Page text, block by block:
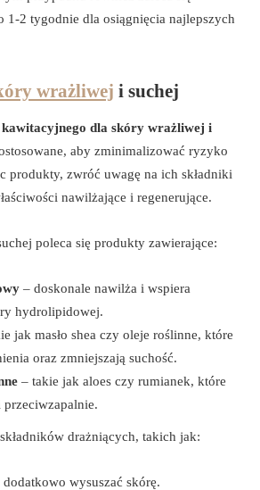
1-2 tygodnie dla osiągnięcia najlepszych
wrażliwej i suchej
dla skóry wrażliwej i
aby zminimalizować ryzyko
produkty, zwróć uwagę na ich składniki
nawilżające i regenerujące.
poleca się produkty zawierające:
– doskonale nawilża i wspiera
hydrolipidowej.
jak masło shea czy oleje roślinne, które
oraz zmniejszają suchość.
– takie jak aloes czy rumianek, które
przeciwzapalnie.
drażniących, takich jak:
dodatkowo wysuszać skórę.